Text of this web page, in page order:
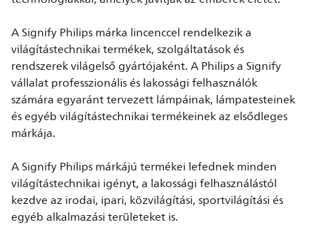
A Signify Philips márka lincenccel rendelkezik a
világítástechnikai termékek, szolgáltatások és
rendszerek világelső gyártójaként. A Philips a Signify
vállalat professzionális és lakossági felhasználók
számára egyaránt tervezett lámpáinak, lámpatesteinek
és egyéb világítástechnikai termékeinek az elsődleges
márkája.
A Signify Philips márkájú termékei lefednek minden
világítástechnikai igényt, a lakossági felhasználástól
kezdve az irodai, ipari, közvilágítási, sportvilágítási és
egyéb alkalmazási területeket is.